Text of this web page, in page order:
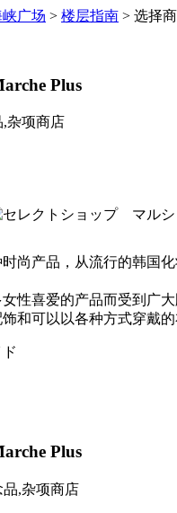
广场 > 楼层指南 > 选择
Plus
,杂项商店
尚产品，从流行的韩国
性喜爱的产品而受到广
和可以以各种方式穿戴的
Plus
品,杂项商店